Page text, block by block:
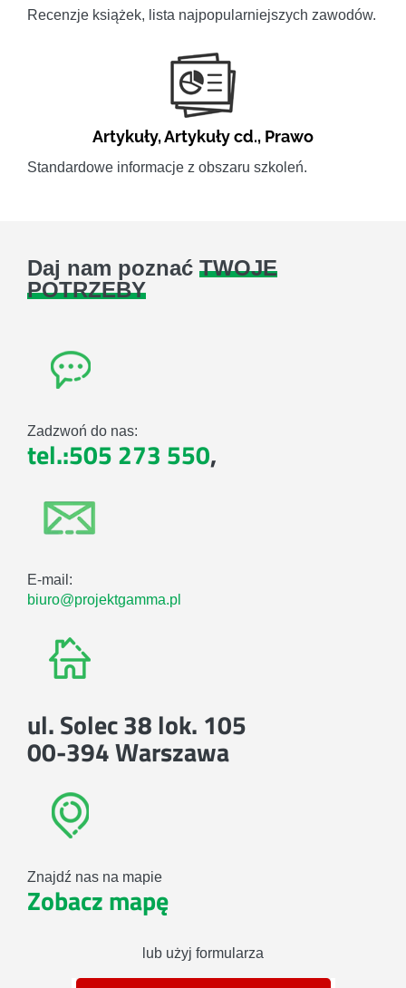
Recenzje książek, lista najpopularniejszych zawodów.
Artykuły,Artykuły cd., Prawo
Standardowe informacje z obszaru szkoleń.
Daj nam poznać TWOJE
POTRZEBY
Zadzwoń do nas:
tel.:505 273 550,
E-mail:
biuro@projektgamma.pl
ul. Solec 38 lok. 105
00-394 Warszawa
Znajdź nas na mapie
Zobacz mapę
lub użyj formularza